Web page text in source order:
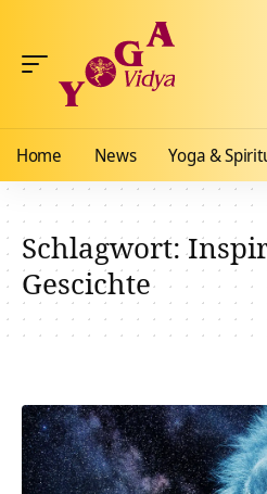
Home News Yoga &
Schlagwort:
Gescichte